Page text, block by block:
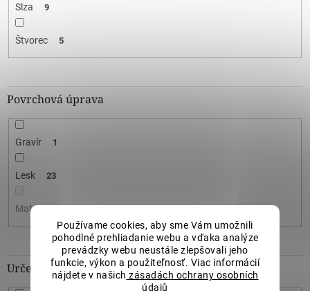
Používame cookies, aby sme Vám umožnili
pohodlné prehliadanie webu a vďaka analýze
prevádzky webu neustále zlepšovali jeho
funkcie, výkon a použiteľnosť. Viac informácií
nájdete v našich zásadách ochrany osobních
údajů
Slza 9
Štvorec 5
Povrchová úprava
Gravír 1
Lesk 23
Mat
Určené pre